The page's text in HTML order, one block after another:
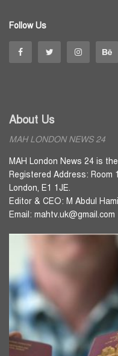
Follow Us
About Us
MAH LONDON NEWS 24
MAH London News 24 is
Registered Address: Room
London, E1 1JE.
Editor & CEO: M Abdul
Email: mahtv.uk@gmail.com